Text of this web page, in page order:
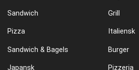
Sandwich Grill
Pizza Italiensk
Sandwich & Bagels Burger
Japansk Pizzeria